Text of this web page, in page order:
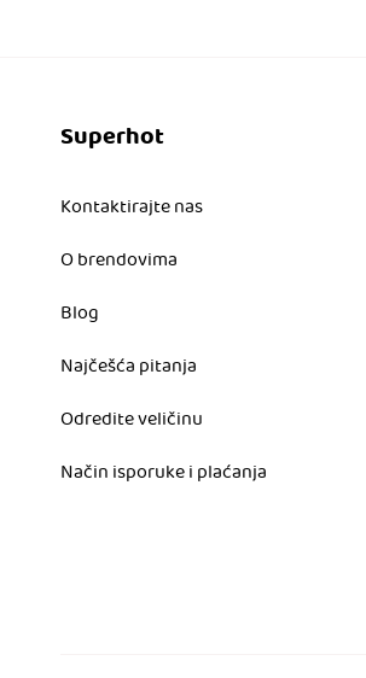
Superhot
Kontaktirajte nas
O brendovima
Blog
Najčešća pitanja
Odredite veličinu
Način isporuke i plaćanja